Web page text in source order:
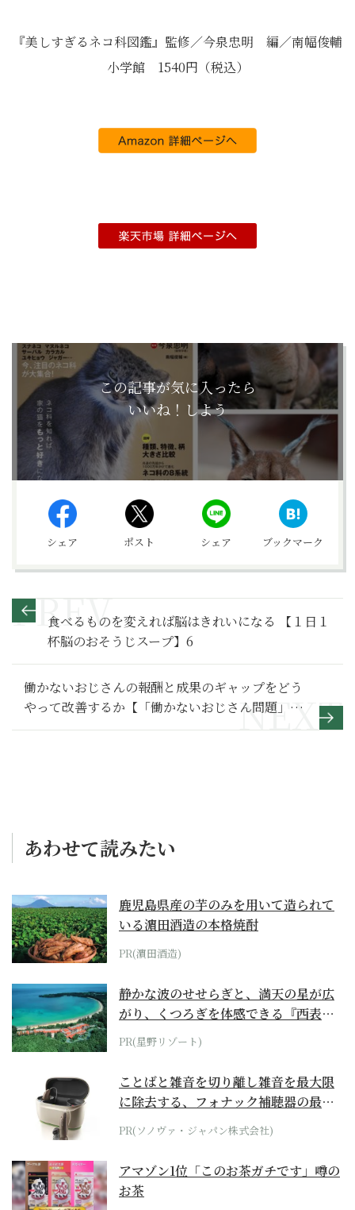
『美しすぎるネコ科図鑑』監修／今泉忠明 編／南幅俊輔
小学館 1540円（税込）
この記事が気に入ったら
いいね！しよう
シェア ポスト シェア ブックマーク
食べるものを変えれば脳はきれいになる 【１日１
杯脳のおそうじスープ】6
働かないおじさんの報酬と成果のギャップをどう
やって改善するか【「働かないおじさん問題」の
トリセツ】6
あわせて読みたい
鹿児島県産の芋のみを用いて造られて
いる濵田酒造の本格焼酎
PR(濵田酒造)
静かな波のせせらぎと、満天の星が広
がり、くつろぎを体感できる『西表島
ホテル by...
PR(星野リゾート)
ことばと雑音を切り離し雑音を最大限
に除去する、フォナック補聴器の最上
位モデル
PR(ソノヴァ・ジャパン株式会社)
アマゾン1位「このお茶ガチです」噂の
お茶